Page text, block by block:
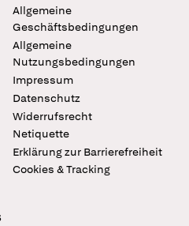
Allgemeine
Geschäftsbedingungen
Allgemeine
Nutzungsbedingungen
Impressum
Datenschutz
Widerrufsrecht
Netiquette
Erklärung zur Barrierefreiheit
Cookies & Tracking